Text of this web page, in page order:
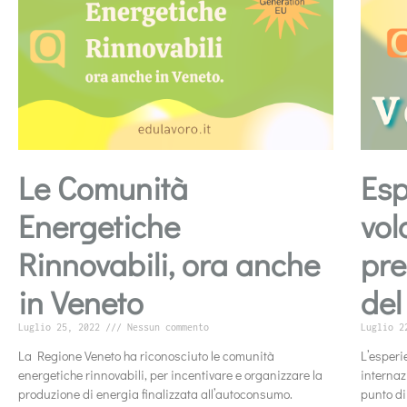
Le Comunità
Energetiche
Rinnovabili, ora anche
in Veneto
Luglio 25, 2022 Nessun commento
La Regione Veneto ha riconosciuto le comunità
energetiche rinnovabili, per incentivare e organizzare la
produzione di energia finalizzata all’autoconsumo.
Luglio
punto